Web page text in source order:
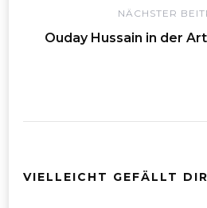
NÄCHSTER
Ouday Hussain in der
VIELLEICHT GEFÄLLT